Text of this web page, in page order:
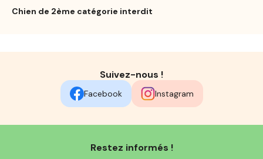
Chien de 2ème catégorie interdit
Suivez-nous !
Facebook Instagram
Restez informés !